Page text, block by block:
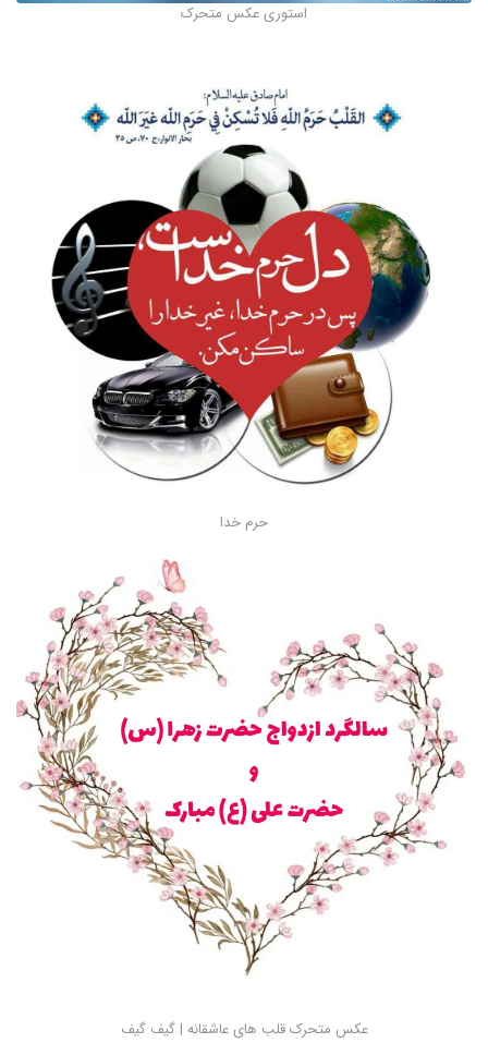
استوری عکس متحرک
حرم خدا
عکس متحرک قلب های عاشقانه | گیف گیف